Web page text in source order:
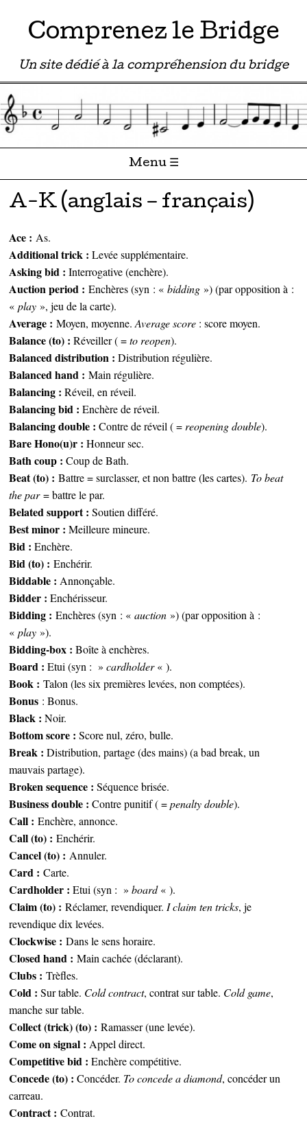
Comprenez le Bridge
Un site dédié à la compréhension du bridge
Menu ☰
Passer directement au contenu
A-K (anglais – français)
Ace : As.
Additional trick : Levée supplémentaire.
Asking bid : Interrogative (enchère).
Auction period :Enchères (syn : «bidding ») (par opposition à :
«play », jeu de la carte).
Average : Moyen, moyenne.Average score : score moyen.
Balance (to) : Réveiller ( =to reopen).
Balanced distribution : Distribution régulière.
Balanced hand : Main régulière.
Balancing : Réveil, en réveil.
Balancing bid :Enchère de réveil.
Balancing double : Contre de réveil ( = reopening double).
Bare Hono(u)r : Honneur sec.
Bath coup : Coup de Bath.
Beat (to) : Battre = surclasser, et non battre (les cartes). To beat
the par= battre le par.
Belated support : Soutien différé.
Best minor : Meilleure mineure.
Bid : Enchère.
Bid (to) :Enchérir.
Biddable : Annonçable.
Bidder :Enchérisseur.
Bidding :Enchères (syn : «auction ») (par opposition à :
« play »).
Bidding-box : Boîte à enchères.
Board : Etui (syn : »cardholder« ).
Book : Talon (les six premières levées, non comptées).
Bonus : Bonus.
Black : Noir.
Bottom score : Score nul, zéro, bulle.
Break : Distribution, partage (des mains) (a bad break, un
mauvais partage).
Broken sequence : Séquence brisée.
Business double : Contre punitif ( =penalty double).
Call :Enchère, annonce.
Call (to) :Enchérir.
Cancel (to) :Annuler.
Card :Carte.
Cardholder : Etui (syn : »board« ).
Claim (to) : Réclamer, revendiquer. I claim ten tricks, je
revendique dix levées.
Clockwise :Dans le sens horaire.
Closed hand :Main cachée (déclarant).
Clubs :Trèfles.
Cold : Sur table. Cold contract, contrat sur table. Cold game,
manche sur table.
Collect (trick) (to) :Ramasser (une levée).
Come on signal : Appel direct.
Competitive bid : Enchère compétitive.
Concede (to) : Concéder. To concede a diamond, concéder un
carreau.
Contract :Contrat.